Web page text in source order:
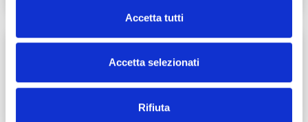
Accetta tutti
Accetta selezionati
Rifiuta
Categories correlata:
Research 15/09/2020
Nichi D’Amico Has Suddenly Passed